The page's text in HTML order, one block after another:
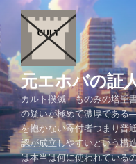
ン
テ
ン
ツ
へ
ス
ッ
プ
元エホバの証
カルト撲滅 ものみの塔聖
の疑いが極めて濃厚である
を抱かない寄付者つまり普
認が成立しやすいという構
は本当は何に使われている